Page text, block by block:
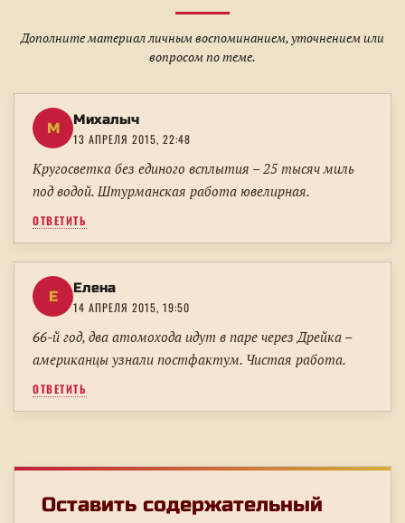
Дополните материал личным воспоминанием, уточнением или
вопросом по теме.
М Михалыч
13 АПРЕЛЯ 2015, 22:48
Кругосветка без единого всплытия – 25 тысяч миль
под водой. Штурманская работа ювелирная.
ОТВЕТИТЬ
Е Елена
14 АПРЕЛЯ 2015, 19:50
66-й год, два атомохода идут в паре через Дрейка –
американцы узнали постфактум. Чистая работа.
ОТВЕТИТЬ
Оставить содержательный